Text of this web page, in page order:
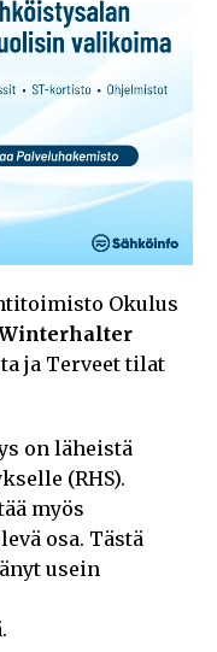
Okulus
ja Terveet tilat
on läheistä
(RHS).
myös
osa. Tästä
usein